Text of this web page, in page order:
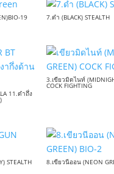
19 7.ดำ (BLACK) STEALTH
11.ดำถึ่ง
3.เขียวมิดไนท์
COCK FIGHTING
STEALTH 8.เขียวนีออน (NEON